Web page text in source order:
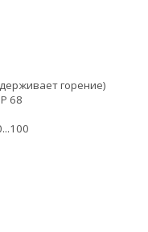
горение)
68